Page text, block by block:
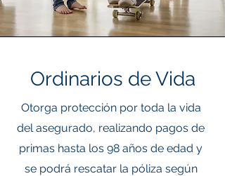
Ordinarios de Vida
Otorga protección por toda la vida
del asegurado, realizando pagos de
primas hasta los 98 años de edad y
se podrá rescatar la póliza según